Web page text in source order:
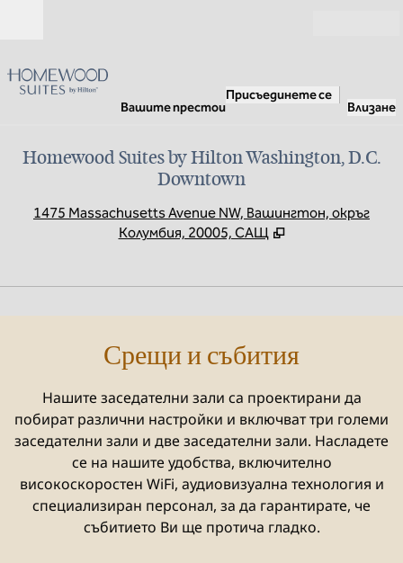
Вашите престои
Присъединете се
Влизане
Homewood Suites by Hilton Washington, D.C.
Downtown
1475 Massachusetts Avenue NW, Вашингтон, окръг
Колумбия, 20005, САЩ
1/10
Срещи и събития
Нашите заседателни зали са проектирани да
побират различни настройки и включват три големи
заседателни зали и две заседателни зали. Насладете
се на нашите удобства, включително
високоскоростен WiFi, аудиовизуална технология и
специализиран персонал, за да гарантирате, че
събитието Ви ще протича гладко.